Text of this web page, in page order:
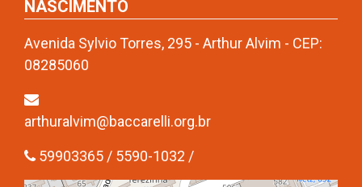
NASCIMENTO
Avenida Sylvio Torres, 295 - Arthur Alvim - CEP:
08285060
arthuralvim@baccarelli.org.br
59903365 / 5590-1032 /